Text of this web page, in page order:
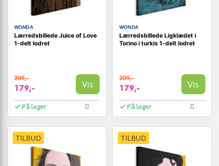
WONDA
Lærredsbillede Juice of Love
1-delt lodret
209,-
179,- Vis
På lager
WONDA
Lærredsbillede Ligklædet i
Torino i turkis 1-delt lodret
209,-
179,- Vis
På lager
TILBUD TILBUD